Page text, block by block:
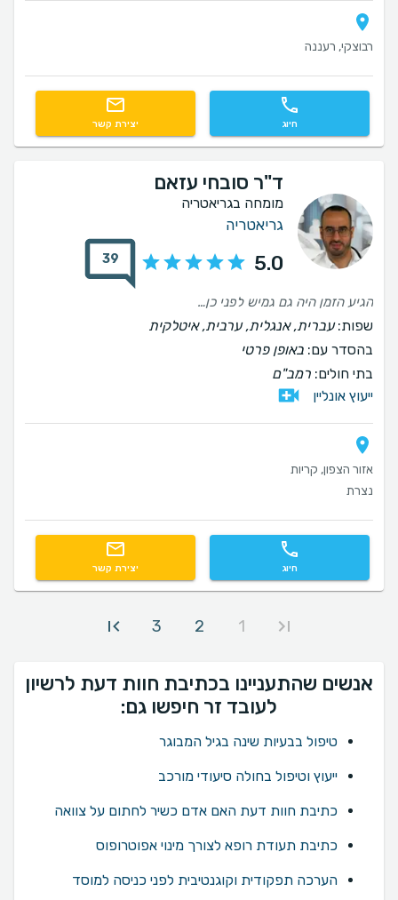
רבוצקי, רעננה
חיוג יצירת קשר
ד"ר סובחי עזאם
מומחה בגריאטריה
גריאטריה
5.0
39
הגיע הזמן היה גם גמיש לפני כן בזמנים , היה מאוד נחמד , מאוד ממוקד מאוד מקצועי מאוד רגיש ללקוחות העלה חיוך ועשה עבודה מאוד מקצועית ממליצה בחום רב
שפות:עברית, אנגלית, ערבית, איטלקית
בהסדר עם: באופן פרטי
בתי חולים: רמב"ם
ייעוץ אונליין
אזור הצפון, קריות
נצרת
חיוג יצירת קשר
1
2
3
אנשים שהתעניינו בכתיבת חוות דעת לרשיון
לעובד זר חיפשו גם:
טיפול בבעיות שינה בגיל המבוגר
ייעוץ וטיפול בחולה סיעודי מורכב
כתיבת חוות דעת האם אדם כשיר לחתום על צוואה
כתיבת תעודת רופא לצורך מינוי אפוטרופוס
הערכה תפקודית וקוגנטיבית לפני כניסה למוסד